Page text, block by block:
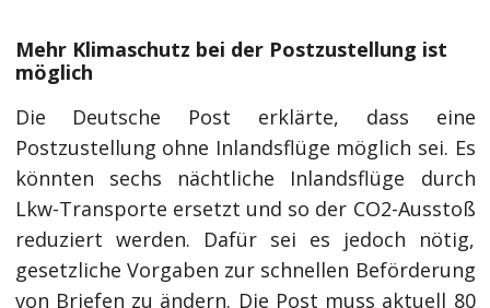
Mehr Klimaschutz bei der Postzustellung ist
möglich
Die Deutsche Post erklärte, dass eine
Postzustellung ohne Inlandsflüge möglich sei. Es
könnten sechs nächtliche Inlandsflüge durch
Lkw-Transporte ersetzt und so der CO2-Ausstoß
reduziert werden. Dafür sei es jedoch nötig,
gesetzliche Vorgaben zur schnellen Beförderung
von Briefen zu ändern. Die Post muss aktuell 80